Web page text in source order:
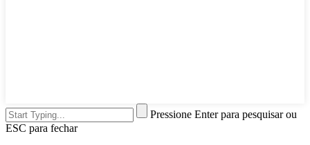
Pressione Enter para pesquisar ou
ESC para fechar